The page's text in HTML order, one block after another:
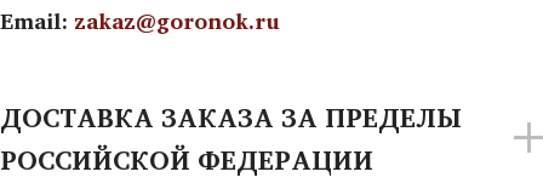
Email: zakaz@goronok.ru
ДОСТАВКА ЗАКАЗА ЗА ПРЕДЕЛЫ
РОССИЙСКОЙ ФЕДЕРАЦИИ